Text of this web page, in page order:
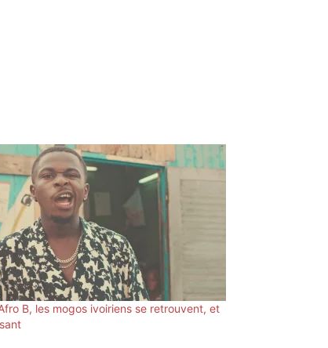
B, les mogos ivoiriens se retrouvent, et